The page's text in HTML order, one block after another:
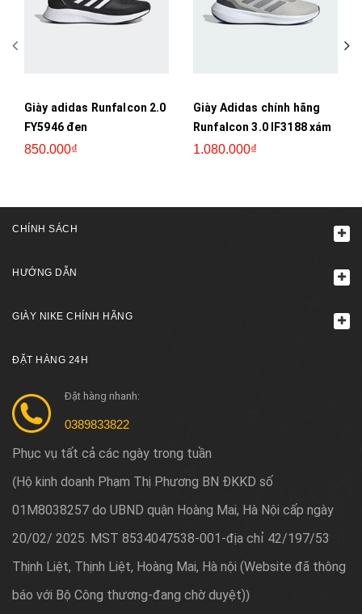
Giày adidas Runfalcon 2.0
FY5946 đen
850.000₫
Giày Adidas chính hãng
Runfalcon 3.0 IF3188 xám
1.080.000₫
CHÍNH SÁCH
HƯỚNG DẪN
GIÀY NIKE CHÍNH HÃNG
ĐẶT HÀNG 24H
Đặt hàng nhanh:
0389833822
Phục vụ tất cả các ngày trong tuần
(Hộ kinh doanh Phạm Thị Phương BN ĐKKD số
01M8038257 do UBND quận Hoàng Mai, Hà Nội cấp ngày
20/02/ 2025. MST 8534047538-001-địa chỉ 42/197/53
Thịnh Liệt, Thịnh Liệt, Hoàng Mai, Hà nội (Website đã thông
báo với Bộ Công thương-đang chờ duyệt))